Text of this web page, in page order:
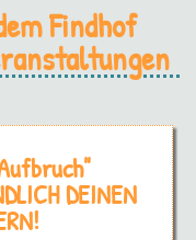
Findhof
DEINEN